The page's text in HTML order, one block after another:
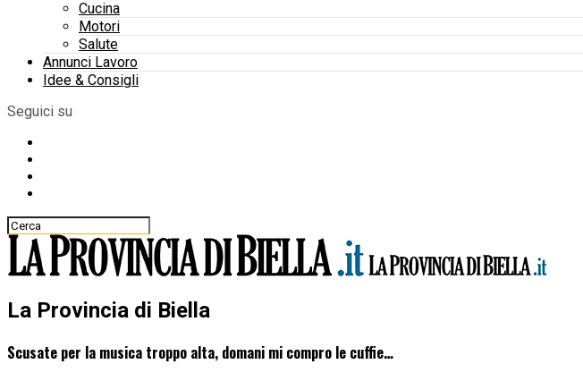
Cucina
Motori
Salute
Annunci Lavoro
Idee & Consigli
Seguici su
La Provincia di Biella
Scusate per la musica troppo alta, domani mi compro le cuffie…